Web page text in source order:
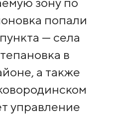
попали
— села
в
а также
управление